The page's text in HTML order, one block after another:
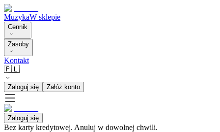
MuzykaW sklepie
Cennik
Zasoby
Kontakt
🇵🇱
Zaloguj się Załóż konto
Zaloguj się
Bez karty kredytowej. Anuluj w dowolnej chwili.